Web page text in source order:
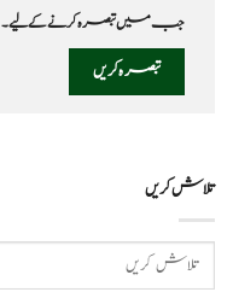
جب میں تبصرہ کرنے کےلیے۔
تلاش کریں